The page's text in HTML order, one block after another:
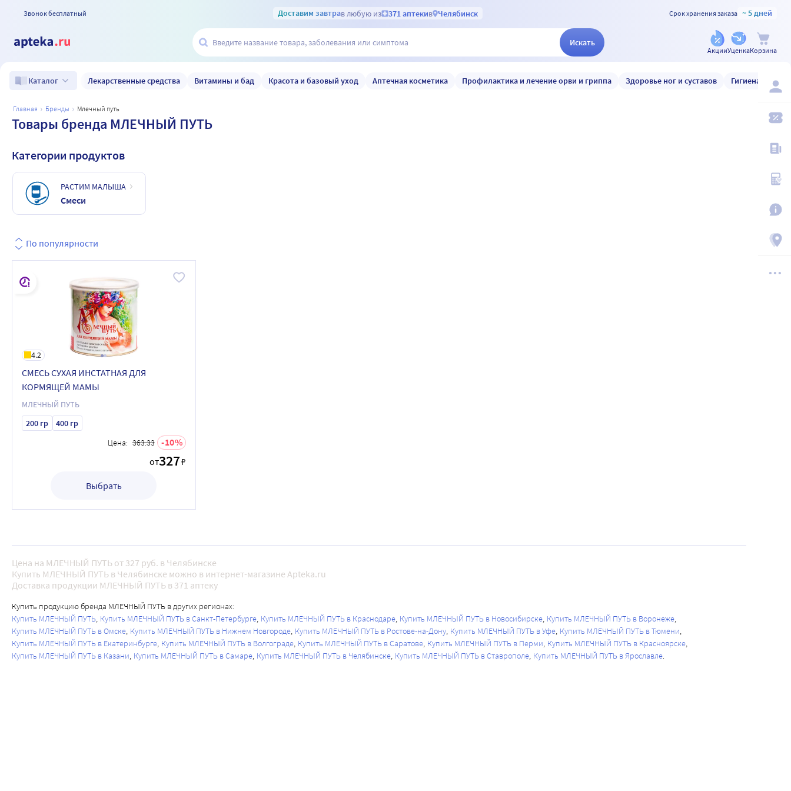
Звонок бесплатный Доставим завтрав любую из 371 аптекив Челябинск Срок хранения заказа ~ 5 дней
Искать
АкцииУценкаКорзина
Каталог Лекарственные средства Витамины и бад Красота и базовый уход Аптечная косметика Профилактика и лечение орви и гриппа Здоровье ног и суставов Гигиена и уход
главная бренды млечный путь
Товары бренда МЛЕЧНЫЙ ПУТЬ
Категории продуктов
РАСТИМ МАЛЫША
Смеси
По популярности
4.2
СМЕСЬ СУХАЯ ИНСТАТНАЯ ДЛЯ
КОРМЯЩЕЙ МАМЫ
МЛЕЧНЫЙ ПУТЬ
200 гр
400 гр
Цена: 363.33
10
от327₽
Выбрать
Цена на МЛЕЧНЫЙ ПУТЬ от 327 руб. в Челябинске
Купить МЛЕЧНЫЙ ПУТЬ в Челябинске можно в интернет-магазине Apteka.ru
Доставка продукции МЛЕЧНЫЙ ПУТЬ в 371 аптеку
Купить продукцию бренда МЛЕЧНЫЙ ПУТЬ в других регионах:
Купить МЛЕЧНЫЙ ПУТЬ Купить МЛЕЧНЫЙ ПУТЬ в Санкт-Петербурге Купить МЛЕЧНЫЙ ПУТЬ в Краснодаре Купить МЛЕЧНЫЙ ПУТЬ в Новосибирске Купить МЛЕЧНЫЙ ПУТЬ в Воронеже
Купить МЛЕЧНЫЙ ПУТЬ в Омске Купить МЛЕЧНЫЙ ПУТЬ в Нижнем Новгороде Купить МЛЕЧНЫЙ ПУТЬ в Ростове-на-Дону Купить МЛЕЧНЫЙ ПУТЬ в Уфе Купить МЛЕЧНЫЙ ПУТЬ в Тюмени
Купить МЛЕЧНЫЙ ПУТЬ в Екатеринбурге Купить МЛЕЧНЫЙ ПУТЬ в Волгограде Купить МЛЕЧНЫЙ ПУТЬ в Саратове Купить МЛЕЧНЫЙ ПУТЬ в Перми Купить МЛЕЧНЫЙ ПУТЬ в Красноярске
Купить МЛЕЧНЫЙ ПУТЬ в Казани Купить МЛЕЧНЫЙ ПУТЬ в Самаре Купить МЛЕЧНЫЙ ПУТЬ в Челябинске Купить МЛЕЧНЫЙ ПУТЬ в Ставрополе Купить МЛЕЧНЫЙ ПУТЬ в Ярославле